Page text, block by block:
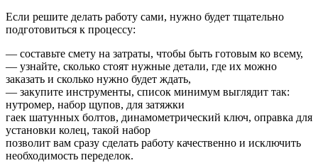
Если решите делать работу сами, нужно будет тщательно
подготовиться к процессу:
— составьте смету на затраты, чтобы быть готовым ко всему,
— узнайте, сколько стоят нужные детали, где их можно
заказать и сколько нужно будет ждать,
— закупите инструменты, список минимум выглядит так:
нутромер, набор щупов, для затяжки
гаек шатунных болтов, динамометрический ключ, оправка для
установки колец, такой набор
позволит вам сразу сделать работу качественно и исключить
необходимость переделок.